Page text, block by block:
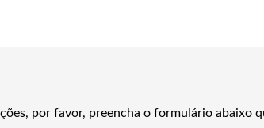
por favor, preencha o formulário abaixo